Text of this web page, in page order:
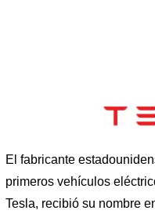
El fabricante
primeros vehículos
Tesla, recibió su nombre